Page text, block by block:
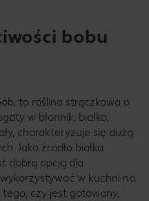
bobu
to roślina strączkowa o
w błonnik, białko,
charakteryzuje się dużą
Jako źródło białka
dobrą opcją dla
w kuchni na
czy jest gotowany,